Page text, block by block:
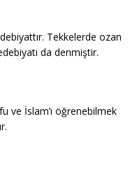
Tekkelerde ozan
da denmiştir.
İslam’ı öğrenebilmek